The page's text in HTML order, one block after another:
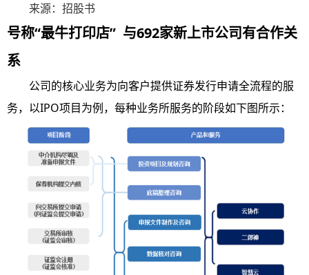
来源：招股书
号称“最牛打印店” 与692家新上市公司有合作关
系
公司的核心业务为向客户提供证券发行申请全流程的服
务，以IPO项目为例，每种业务所服务的阶段如下图所示：